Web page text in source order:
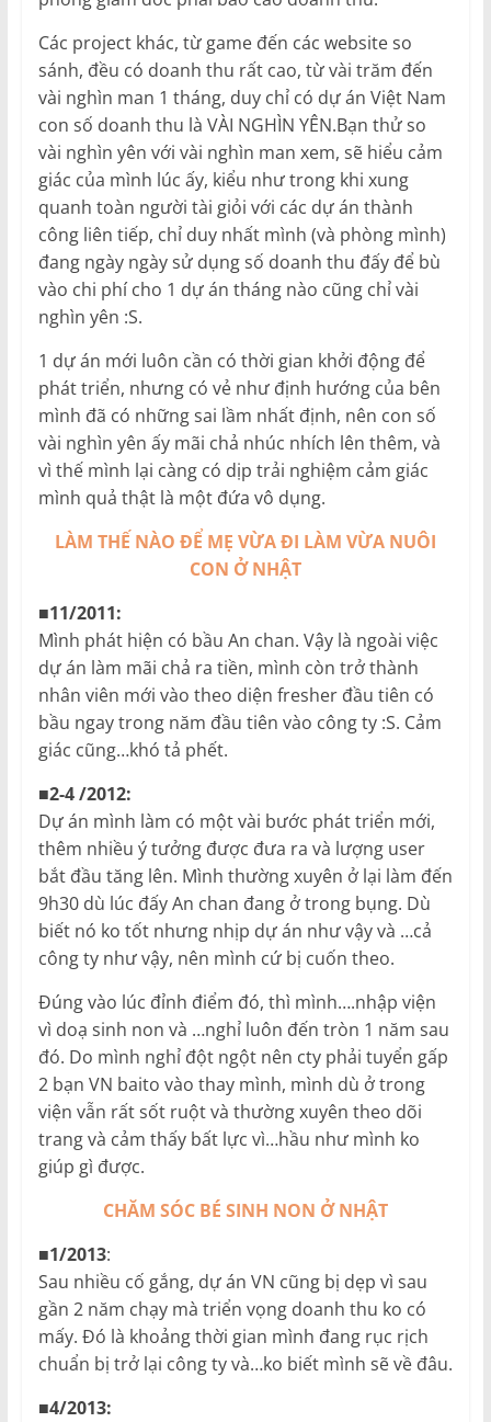
Các project khác, từ game đến các website so
sánh, đều có doanh thu rất cao, từ vài trăm đến
vài nghìn man 1 tháng, duy chỉ có dự án Việt Nam
con số doanh thu là VÀI NGHÌN YÊN.Bạn thử so
vài nghìn yên với vài nghìn man xem, sẽ hiểu cảm
giác của mình lúc ấy, kiểu như trong khi xung
quanh toàn người tài giỏi với các dự án thành
công liên tiếp, chỉ duy nhất mình (và phòng mình)
đang ngày ngày sử dụng số doanh thu đấy để bù
vào chi phí cho 1 dự án tháng nào cũng chỉ vài
nghìn yên :S.
1 dự án mới luôn cần có thời gian khởi động để
phát triển, nhưng có vẻ như định hướng của bên
mình đã có những sai lầm nhất định, nên con số
vài nghìn yên ấy mãi chả nhúc nhích lên thêm, và
vì thế mình lại càng có dịp trải nghiệm cảm giác
mình quả thật là một đứa vô dụng.
LÀM THẾ NÀO ĐỂ MẸ VỪA ĐI LÀM VỪA NUÔI
CON Ở NHẬT
■11/2011:
Mình phát hiện có bầu An chan. Vậy là ngoài việc
dự án làm mãi chả ra tiền, mình còn trở thành
nhân viên mới vào theo diện fresher đầu tiên có
bầu ngay trong năm đầu tiên vào công ty :S. Cảm
giác cũng…khó tả phết.
■2-4 /2012:
Dự án mình làm có một vài bước phát triển mới,
thêm nhiều ý tưởng được đưa ra và lượng user
bắt đầu tăng lên. Mình thường xuyên ở lại làm đến
9h30 dù lúc đấy An chan đang ở trong bụng. Dù
biết nó ko tốt nhưng nhịp dự án như vậy và …cả
công ty như vậy, nên mình cứ bị cuốn theo.
Đúng vào lúc đỉnh điểm đó, thì mình….nhập viện
vì doạ sinh non và …nghỉ luôn đến tròn 1 năm sau
đó. Do mình nghỉ đột ngột nên cty phải tuyển gấp
2 bạn VN baito vào thay mình, mình dù ở trong
viện vẫn rất sốt ruột và thường xuyên theo dõi
trang và cảm thấy bất lực vì…hầu như mình ko
giúp gì được.
CHĂM SÓC BÉ SINH NON Ở NHẬT
■1/2013:
Sau nhiều cố gắng, dự án VN cũng bị dẹp vì sau
gần 2 năm chạy mà triển vọng doanh thu ko có
mấy. Đó là khoảng thời gian mình đang rục rịch
chuẩn bị trở lại công ty và…ko biết mình sẽ về đâu.
■4/2013: